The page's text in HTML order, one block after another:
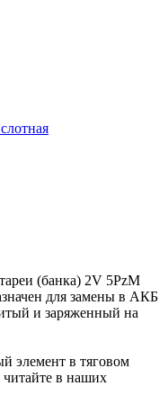
(банка) 2V 5PzM
для замены в АКБ
и заряженный на
элемент в тяговом
читайте в наших